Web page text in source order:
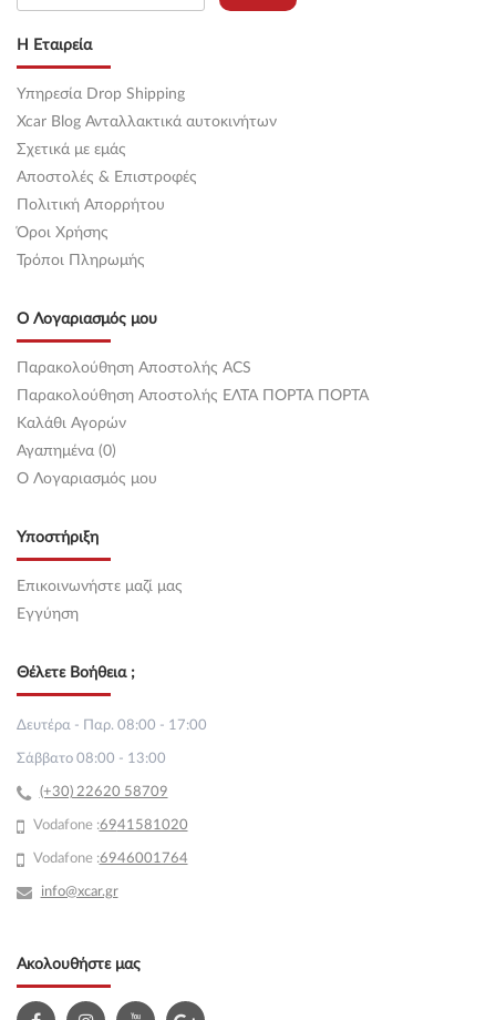
Η Εταιρεία
Υπηρεσία Drop Shipping
Xcar Blog Ανταλλακτικά αυτοκινήτων
Σχετικά με εμάς
Αποστολές & Επιστροφές
Πολιτική Απορρήτου
Όροι Χρήσης
Τρόποι Πληρωμής
Ο Λογαριασμός μου
Παρακολούθηση Αποστολής ACS
Παρακολούθηση Αποστολής ΕΛΤΑ ΠΟΡΤΑ ΠΟΡΤΑ
Καλάθι Αγορών
Αγαπημένα (0)
O Λογαριασμός μου
Υποστήριξη
Επικοινωνήστε μαζί μας
Εγγύηση
Θέλετε Βοήθεια ;
Δευτέρα - Παρ. 08:00 - 17:00
Σάββατο 08:00 - 13:00
(+30) 22620 58709
Vodafone :6941581020
Vodafone :6946001764
info@xcar.gr
Ακολουθήστε μας